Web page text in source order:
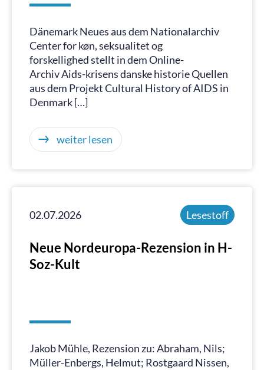
Dänemark Neues aus dem Nationalarchiv
Center for køn, seksualitet og
forskellighed stellt in dem Online-
Archiv Aids-krisens danske historie Quellen
aus dem Projekt Cultural History of AIDS in
Denmark […]
weiter lesen
02.07.2026 Lesestoff
Neue Nordeuropa-Rezension in H-
Soz-Kult
Jakob Mühle, Rezension zu: Abraham, Nils;
Müller-Enbergs, Helmut; Rostgaard Nissen,